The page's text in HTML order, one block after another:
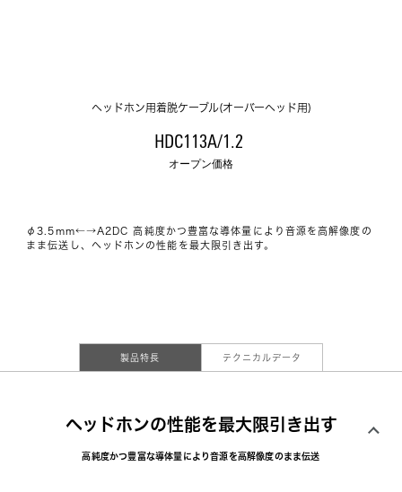
ヘッドホン用着脱ケーブル(オーバーヘッド用)
HDC113A/1.2
オープン価格
φ3.5mm←→A2DC 高純度かつ豊富な導体量により音源を高解像度の
まま伝送し、ヘッドホンの性能を最大限引き出す。
製品特長 テクニカルデータ
ヘッドホンの性能を最大限引き出す
高純度かつ豊富な導体量により音源を高解像度のまま伝送